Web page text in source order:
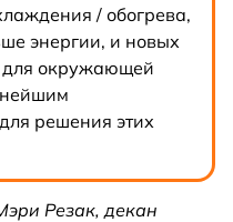
/ обогрева,
энергии, и новых
для окружающей
решения этих
Резак, декан